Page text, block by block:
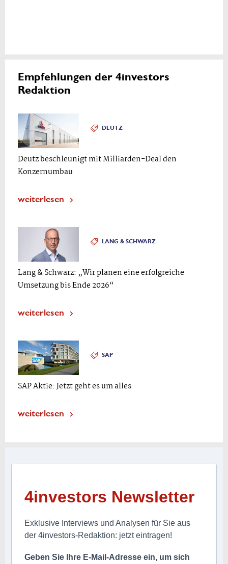
Empfehlungen der 4investors
Redaktion
DEUTZ
Deutz beschleunigt mit Milliarden-Deal den
Konzernumbau
weiterlesen
LANG & SCHWARZ
Lang & Schwarz: „Wir planen eine erfolgreiche
Umsetzung bis Ende 2026“
weiterlesen
SAP
SAP Aktie: Jetzt geht es um alles
weiterlesen
4investors Newsletter
Exklusive Interviews und Analysen für Sie aus
der 4investors-Redaktion: jetzt eintragen!
Geben Sie Ihre E-Mail-Adresse ein, um sich